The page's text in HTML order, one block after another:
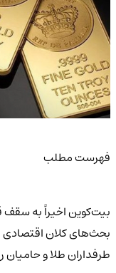
فهرست مطلب
بیت‌کوین اخیراً به سقف
بحث‌های کلان اقتصادی
طرفداران طلا و حامیان